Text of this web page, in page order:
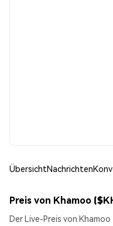
ÜbersichtNachrichten
Preis von Khamoo
Der Live-Preis von